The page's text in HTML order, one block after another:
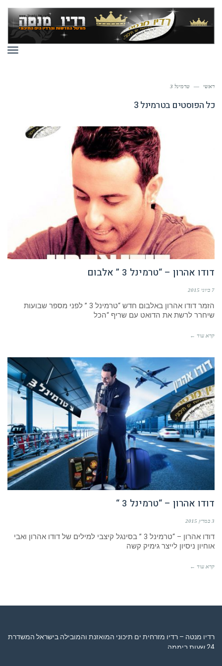
ראשי — טרמינל 3
כל הפוסטים בטרמינל 3
דודו אהרון – “טרמינל 3 ” אלבום
7 ביוני 2015
הזמר דודו אהרון באלבום חדש “טרמינל 3 ” לפני מספר שבועות
שיחרר לרשת את הדואט עם שריף “הכל
קרא עוד ←
דודו אהרון – “טרמינל 3 “
3 במרץ 2015
דודו אהרון – “טרמינל 3 ” בסינגל קיצבי למילים של דודו אהרון ואבי
אוחיון ניסיון לייצר גימיק קשה
קרא עוד ←
רדיו מנטה – רדיו מזרחית ים תיכוני המואזנת והמובילה בישראל המשדרת
24 שעות ביממה,